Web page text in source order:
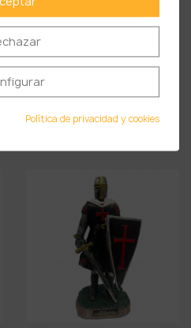
Caballero Templario De...
Política de privacidad y cookies